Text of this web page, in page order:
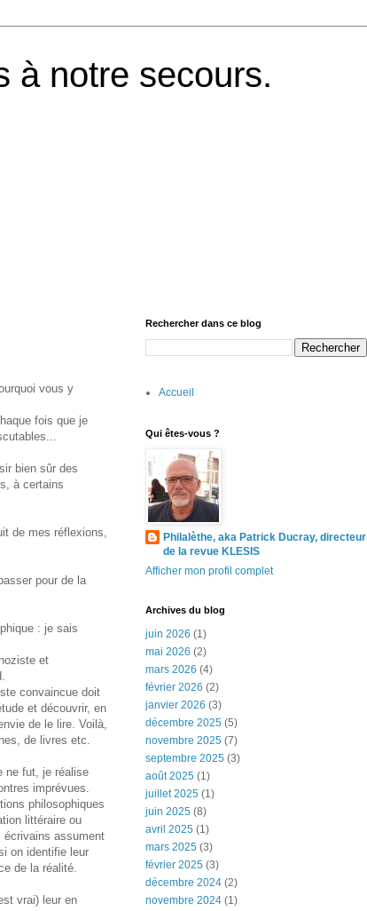
à notre secours.
vous y
fois que je
bien sûr des
à certains
de mes réflexions,
pour de la
: je sais
et
convaincue doit
et découvrir, en
de le lire. Voilà,
de livres etc.
ne fut, je réalise
imprévues.
philosophiques
littéraire ou
assument
on identifie leur
de la réalité.
vrai) leur en
Rechercher dans ce blog
Accueil
Qui êtes-vous ?
Philalèthe, aka Patrick Ducray, directeur
de la revue KLESIS
Afficher mon profil complet
Archives du blog
juin 2026 (1)
mai 2026 (2)
mars 2026 (4)
février 2026 (2)
janvier 2026 (3)
décembre 2025 (5)
novembre 2025 (7)
septembre 2025 (3)
août 2025 (1)
juillet 2025 (1)
juin 2025 (8)
avril 2025 (1)
mars 2025 (3)
février 2025 (3)
décembre 2024 (2)
novembre 2024 (1)